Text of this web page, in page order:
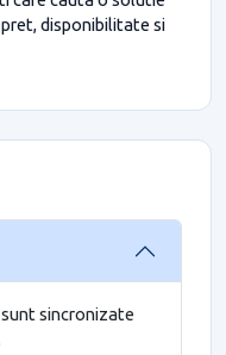
disponibilitate si
sincronizate